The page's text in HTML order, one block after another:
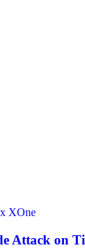
XOne
Attack on